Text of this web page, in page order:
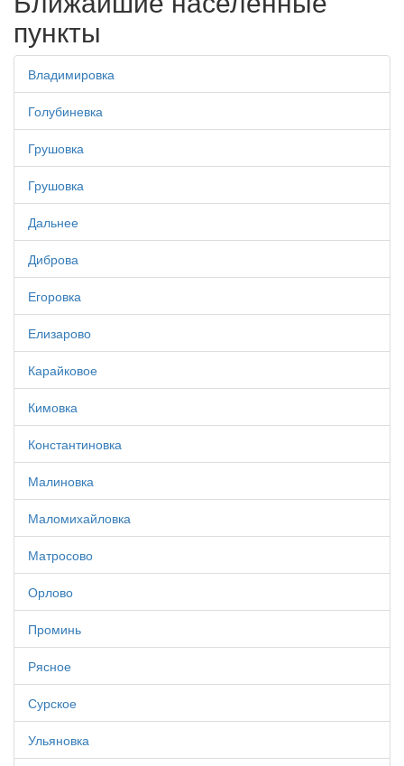
пункты
Владимировка
Голубиневка
Грушовка
Грушовка
Дальнее
Диброва
Егоровка
Елизарово
Карайковое
Кимовка
Константиновка
Малиновка
Маломихайловка
Матросово
Орлово
Проминь
Рясное
Сурское
Ульяновка